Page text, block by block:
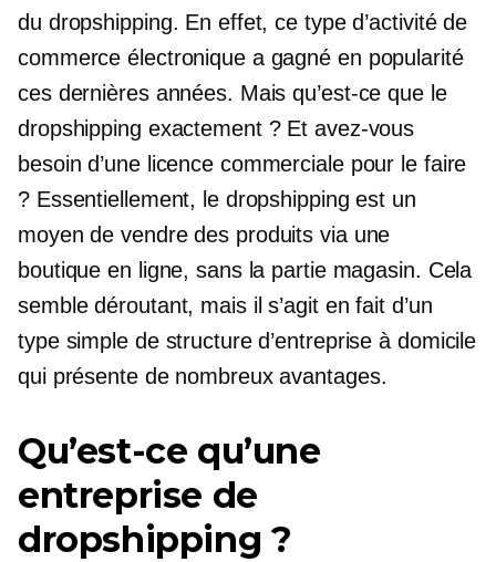
du dropshipping. En effet, ce type d’activité de
commerce électronique a gagné en popularité
ces dernières années. Mais qu’est-ce que le
dropshipping exactement ? Et avez-vous
besoin d’une licence commerciale pour le faire
? Essentiellement, le dropshipping est un
moyen de vendre des produits via une
boutique en ligne, sans la partie magasin. Cela
semble déroutant, mais il s’agit en fait d’un
type simple de structure d’entreprise à domicile
qui présente de nombreux avantages.
Qu’est-ce qu’une
entreprise de
dropshipping ?